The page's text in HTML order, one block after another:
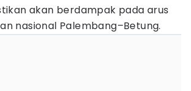
akan berdampak pada arus
nasional Palembang–Betung.